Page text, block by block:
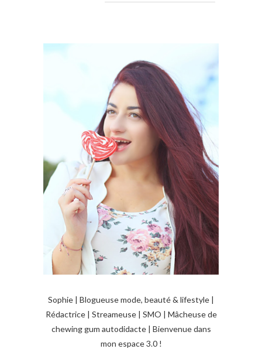
i
n
d
c
Sophie | Blogueuse mode, beauté & lifestyle |
Rédactrice | Streameuse | SMO | Mâcheuse de
chewing gum autodidacte | Bienvenue dans
mon espace 3.0 !